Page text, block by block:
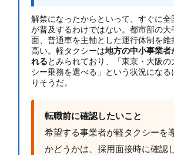
解禁になったからといって、すぐに全
が普及するわけではない。都市部の大
面、普通車を主軸とした運行体制を維
高い。軽タクシーは地方の中小事業者
れるとみられており、「東京・大阪の
シー乗務を選べる」という状況にな
りそうだ。
転職前に確認したいこと
希望する事業者が軽タクシーを
かどうかは、採用面接時に確認